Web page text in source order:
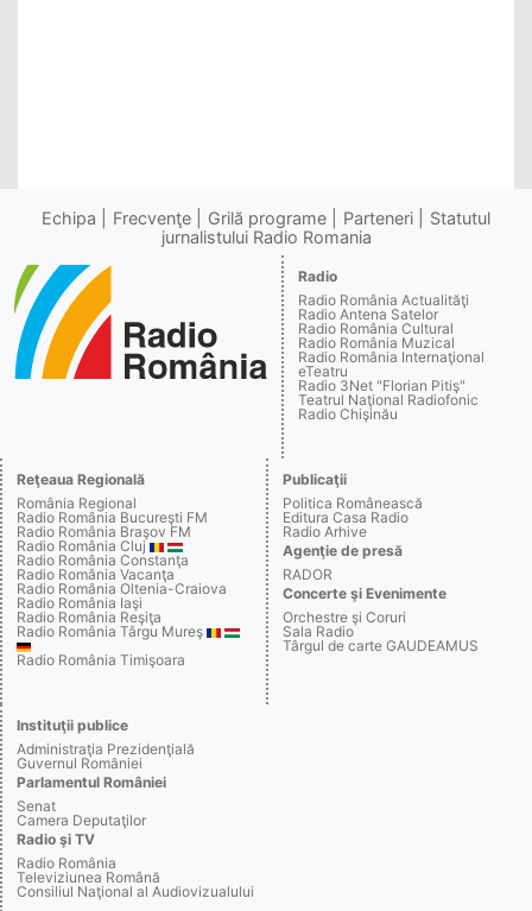
Echipa Frecvenţe Grilă programe Parteneri
Statutul
jurnalistului Radio Romania
Radio
Radio România Actualităţi
Radio Antena Satelor
Radio România Cultural
Radio România Muzical
Radio România Internaţional
eTeatru
Radio 3Net "Florian Pitiş"
Teatrul Naţional Radiofonic
Radio Chişinău
Reţeaua Regională
România Regional
Radio România Bucureşti FM
Radio România Braşov FM
Radio România Cluj
Radio România Constanţa
Radio România Vacanţa
Radio România Oltenia-Craiova
Radio România Iaşi
Radio România Reşiţa
Radio România Târgu Mureş
Radio România Timişoara
Publicaţii
Politica Românească
Editura Casa Radio
Radio Arhive
Agenţie de presă
RADOR
Concerte şi Evenimente
Orchestre şi Coruri
Sala Radio
Târgul de carte GAUDEAMUS
Instituţii publice
Administraţia Prezidenţială
Guvernul României
Parlamentul României
Senat
Camera Deputaţilor
Radio şi TV
Radio România
Televiziunea Română
Consiliul Naţional al Audiovizualului